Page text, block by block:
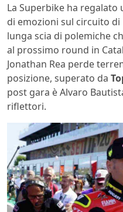
La Superbike ha
di emozioni sul circuito di
lunga scia di polemiche
al prossimo round in
Jonathan Rea perde
posizione, superato da
post gara è Alvaro
riflettori.